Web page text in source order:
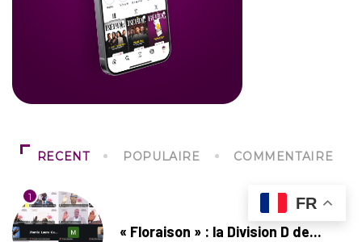
RECENT POPULAIRE COMMENTAIRE
1
« Floraison » : la Division D de...
FR